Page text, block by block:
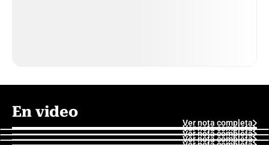
En video
Ver nota completa
Ver nota completa
Ver nota completa
Ver nota completa